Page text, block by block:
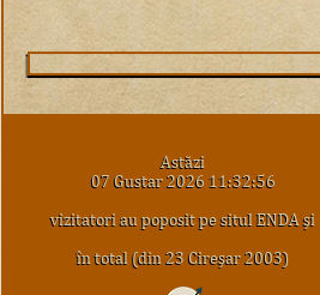
Astăzi
07 Gustar 2026 11:32:56
vizitatori au poposit pe situl ENDA şi
în total (din 23 Cireşar 2003)